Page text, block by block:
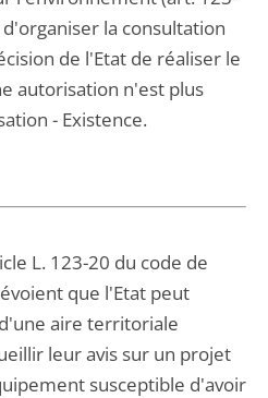
d'organiser la consultation
de l'Etat de réaliser le
autorisation n'est plus
- Existence.
L. 123-20 du code de
que l'Etat peut
aire territoriale
leur avis sur un projet
susceptible d'avoir